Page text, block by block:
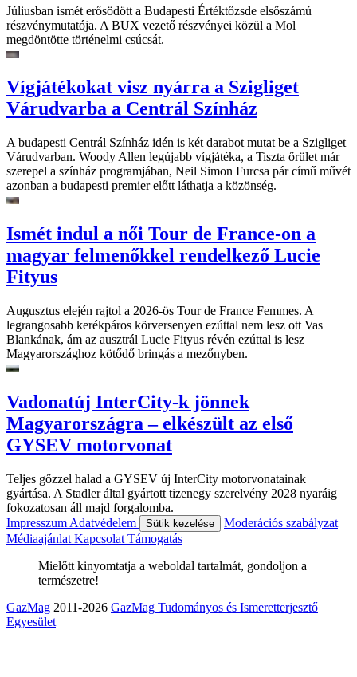
Júliusban ismét erősödött a Budapesti Értéktőzsde elsőszámú
részvénymutatója. A BUX vezető részvényei közül a Mol
megdöntötte történelmi csúcsát.
Vígjátékokat visz nyárra a Szigliget
Várudvarba a Centrál Színház
A budapesti Centrál Színház idén is két darabot mutat be a Szigliget
Várudvarban. Woody Allen legújabb vígjátéka, a Tiszta őrület már
szerepel a színház programjában, Neil Simon Furcsa pár című művét
azonban a budapesti premier előtt láthatja a közönség.
Ismét indul a női Tour de France-on a
magyar felmenőkkel rendelkező Lucie
Fityus
Augusztus elején rajtol a 2026-ös Tour de France Femmes. A
legrangosabb kerékpáros körversenyen ezúttal nem lesz ott Vas
Blankának, ám az ausztrál Lucie Fityus révén ezúttal is lesz
Magyarországhoz kötődő bringás a mezőnyben.
Vadonatúj InterCity-k jönnek
Magyarországra – elkészült az első
GYSEV motorvonat
Teljes gőzzel halad a GYSEV új InterCity motorvonatainak
gyártása. A Stadler által gyártott tizenegy szerelvény 2028 nyaráig
fokozatosan áll majd forgalomba.
Impresszum Adatvédelem Sütik kezelése
Moderációs szabályzat
Médiaajánlat Kapcsolat Támogatás
Mielőtt kinyomtatja a weboldal tartalmát, gondoljon a
természetre!
GazMag 2011-2026 GazMag Tudományos és Ismeretterjesztő
Egyesület